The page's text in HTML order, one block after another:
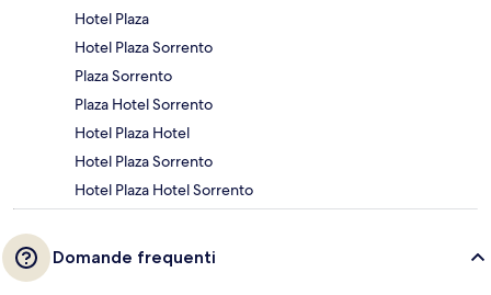
Hotel Plaza
Hotel Plaza Sorrento
Plaza Sorrento
Plaza Hotel Sorrento
Hotel Plaza Hotel
Hotel Plaza Sorrento
Hotel Plaza Hotel Sorrento
Domande frequenti